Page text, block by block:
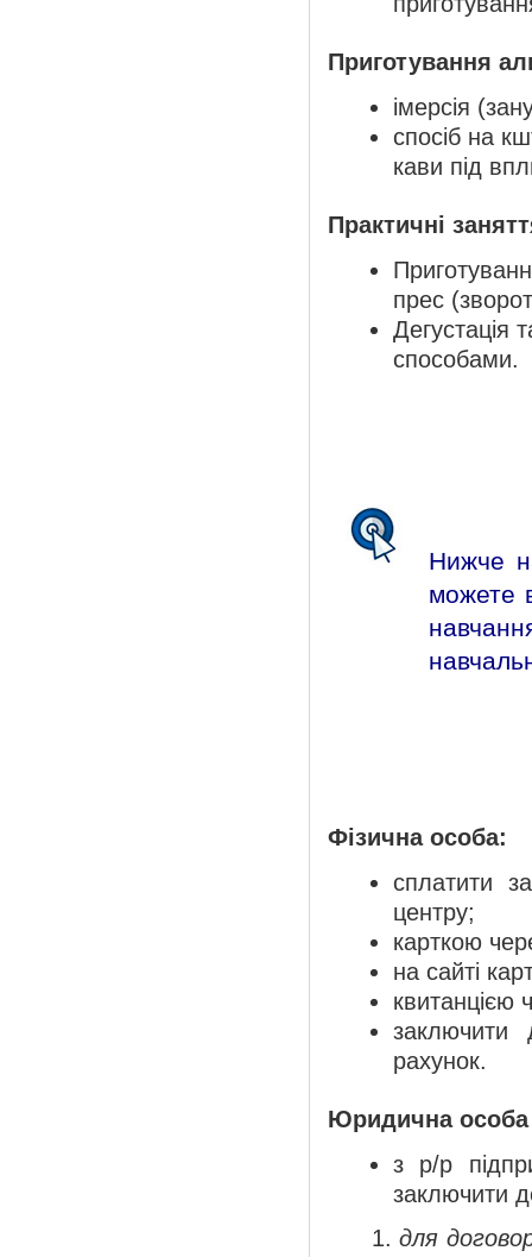
Приготування
імерсія
спосіб на
кави під
Практичні
прес
Дегустація
способами.
Нижче
можете
Фізична особа:
сплатити
центру;
карткою
на сайті
квитанцією
заключити
рахунок.
Юридична особа
з р/р
заключити
для